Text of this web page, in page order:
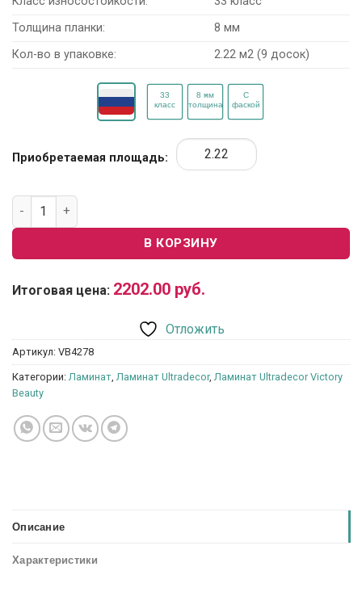
Толщина планки:
8 мм
Кол-во в упаковке:
2.22 м2 (9 досок)
Приобретаемая площадь:
Количество товара Ламинат Ultradecor Victory Beauty 4278
В КОРЗИНУ
Итоговая цена: 2202.00 руб.
Отложить
Артикул: VB4278
Категории: Ламинат Ламинат Ultradecor, Ламинат Ultradecor Victory
Beauty
Описание
Характеристики